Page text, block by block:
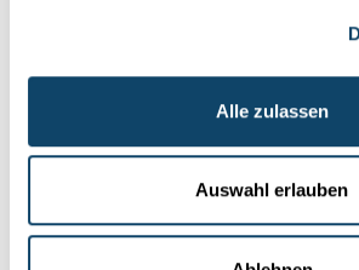
Alle zulassen
Auswahl erlauben
science.lu
Cookies im Zusammenhang mit